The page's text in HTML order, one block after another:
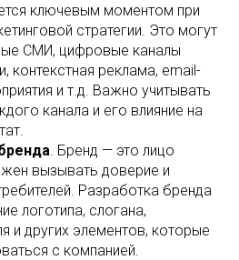
ключевым моментом при
стратегии. Это могут
СМИ, цифровые каналы
контекстная реклама, email-
и т.д. Важно учитывать
канала и его влияние на
. Бренд — это лицо
вызывать доверие и
Разработка бренда
логотипа, слогана,
и других элементов, которые
с компанией.